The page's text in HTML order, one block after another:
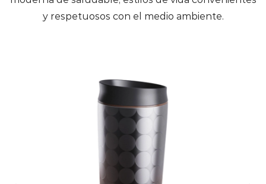
y respetuosos con el medio ambiente.